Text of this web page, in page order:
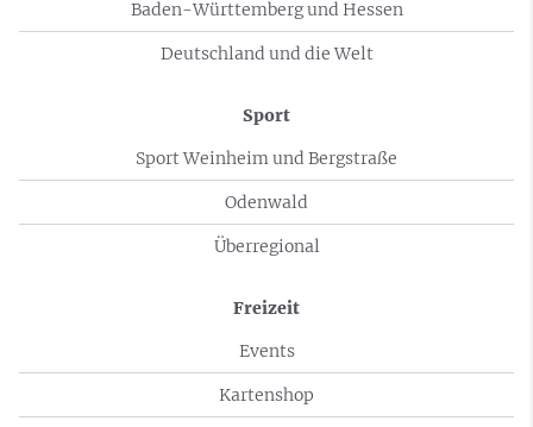
Baden-Württemberg und Hessen
Deutschland und die Welt
Sport
Sport Weinheim und Bergstraße
Odenwald
Überregional
Freizeit
Events
Kartenshop